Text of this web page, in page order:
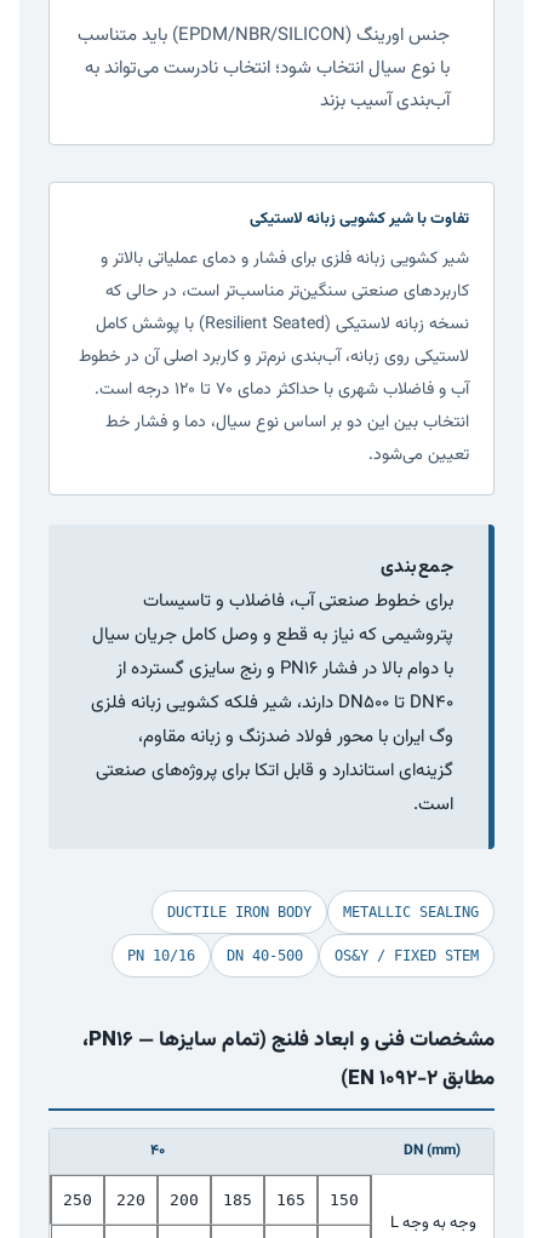
جنس اورینگ (EPDM/NBR/SILICON) باید متناسب
با نوع سیال انتخاب شود؛ انتخاب نادرست می‌تواند به
آب‌بندی آسیب بزند
تفاوت با شیر کشویی زبانه لاستیکی
شیر کشویی زبانه فلزی برای فشار و دمای عملیاتی بالاتر و
کاربردهای صنعتی سنگین‌تر مناسب‌تر است، در حالی که
نسخه زبانه لاستیکی (Resilient Seated) با پوشش کامل
لاستیکی روی زبانه، آب‌بندی نرم‌تر و کاربرد اصلی آن در خطوط
آب و فاضلاب شهری با حداکثر دمای ۷۰ تا ۱۲۰ درجه است.
انتخاب بین این دو بر اساس نوع سیال، دما و فشار خط
تعیین می‌شود.
جمع‌بندی
برای خطوط صنعتی آب، فاضلاب و تاسیسات
پتروشیمی که نیاز به قطع و وصل کامل جریان سیال
با دوام بالا در فشار PN16 و رنج سایزی گسترده از
DN40 تا DN500 دارند، شیر فلکه کشویی زبانه فلزی
وگ ایران با محور فولاد ضدزنگ و زبانه مقاوم،
گزینه‌ای استاندارد و قابل اتکا برای پروژه‌های صنعتی
است.
METALLIC SEALING
DUCTILE IRON BODY
OS&Y / FIXED STEM
DN 40-500
PN 10/16
مشخصات فنی و ابعاد فلنج (تمام سایزها — PN16،
مطابق EN 1092-2)
DN (mm)
40
وجه به وجه L
150
165
185
200
220
250